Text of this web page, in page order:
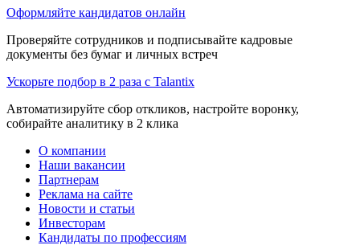
Оформляйте кандидатов онлайн
Проверяйте сотрудников и подписывайте кадровые
документы без бумаг и личных встреч
Ускорьте подбор в 2 раза с Talantix
Автоматизируйте сбор откликов, настройте воронку,
собирайте аналитику в 2 клика
О компании
Наши вакансии
Партнерам
Реклама на сайте
Новости и статьи
Инвесторам
Кандидаты по профессиям